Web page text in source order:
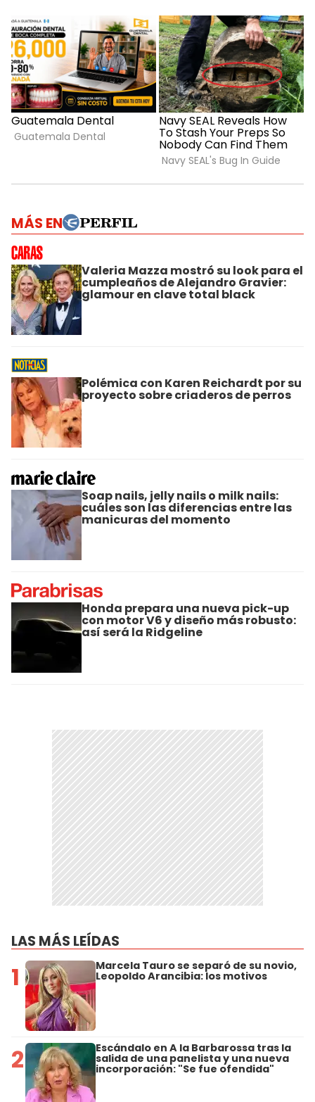
MÁS EN
Valeria Mazza mostró su look para el
cumpleaños de Alejandro Gravier:
glamour en clave total black
Polémica con Karen Reichardt por su
proyecto sobre criaderos de perros
Soap nails, jelly nails o milk nails:
cuáles son las diferencias entre las
manicuras del momento
Honda prepara una nueva pick-up
con motor V6 y diseño más robusto:
así será la Ridgeline
LAS MÁS LEÍDAS
1 Marcela Tauro se separó de su novio,
Leopoldo Arancibia: los motivos
2 Escándalo en A la Barbarossa tras la
salida de una panelista y una nueva
incorporación: "Se fue ofendida"